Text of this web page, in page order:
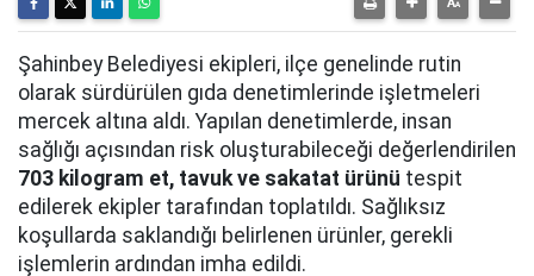
Şahinbey Belediyesi ekipleri, ilçe genelinde rutin
olarak sürdürülen gıda denetimlerinde işletmeleri
mercek altına aldı. Yapılan denetimlerde, insan
sağlığı açısından risk oluşturabileceği değerlendirilen
703 kilogram et, tavuk ve sakatat ürünü tespit
edilerek ekipler tarafından toplatıldı. Sağlıksız
koşullarda saklandığı belirlenen ürünler, gerekli
işlemlerin ardından imha edildi.